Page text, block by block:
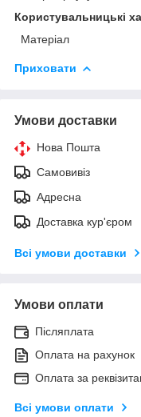
Користувальницькі
Матеріал
Приховати
Умови доставки
Нова Пошта
Самовивіз
Адресна
Доставка кур'єром
Всі умови доставки
Умови оплати
Післяплата
Оплата на рахунок
Оплата за
Всі умови оплати